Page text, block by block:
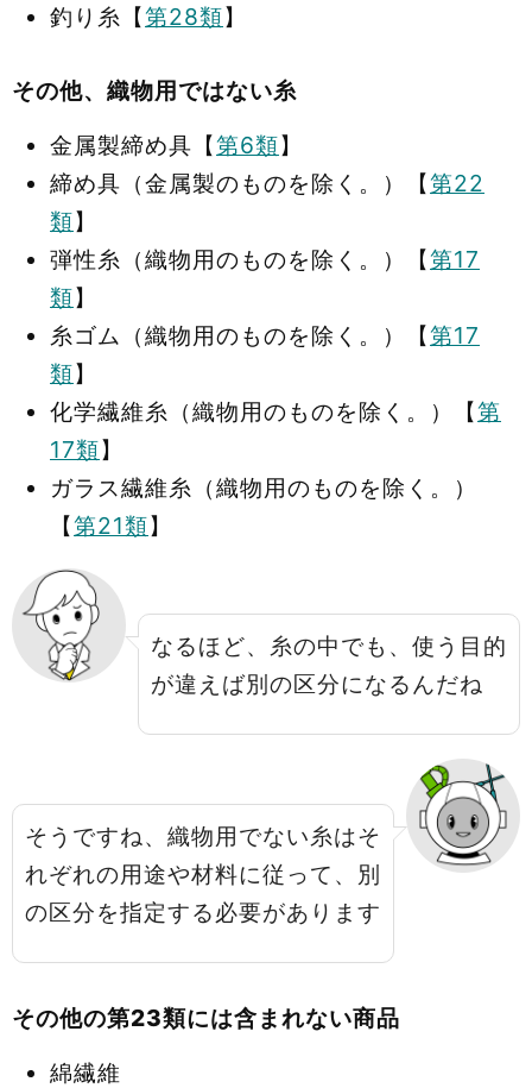
釣り糸【第28類】
その他、織物用ではない糸
金属製締め具【第6類】
締め具（金属製のものを除く。）【第22
類】
弾性糸（織物用のものを除く。）【第17
類】
糸ゴム（織物用のものを除く。）【第17
類】
化学繊維糸（織物用のものを除く。）【第
17類】
ガラス繊維糸（織物用のものを除く。）
【第21類】
なるほど、糸の中でも、使う目的
が違えば別の区分になるんだね
そうですね、織物用でない糸はそ
れぞれの用途や材料に従って、別
の区分を指定する必要があります
その他の第23類には含まれない商品
綿繊維